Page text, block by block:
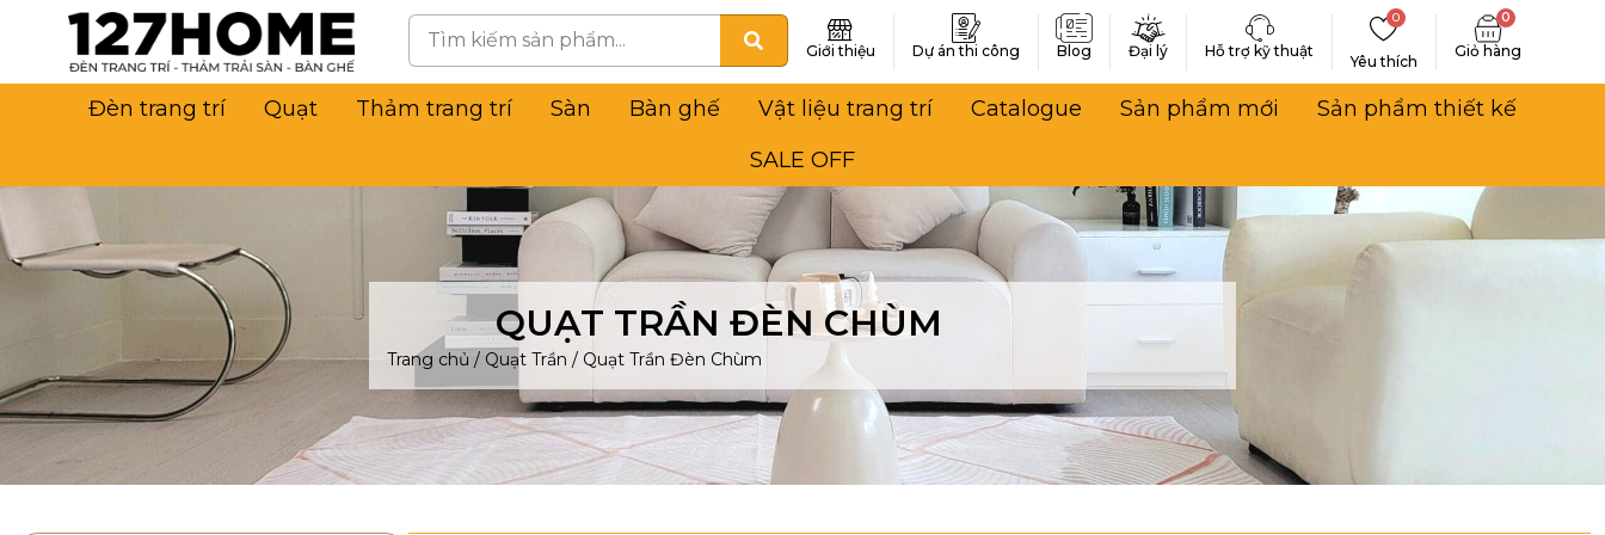
Giới thiệu Dự án thi công Blog Đại lý Hỗ trợ kỹ thuật
Yêu thích
0 0
Đèn trang trí Quạt Thảm trang trí Sàn Bàn ghế Vật liệu trang trí Catalogue Sản phẩm mới
Sản phẩm thiết kế
SALE OFF
QUẠT TRẦN ĐÈN CHÙM
Trang chủ / Quạt Trần / Quạt Trần Đèn Chùm